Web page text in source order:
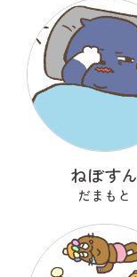
ねぼすん
だまもと